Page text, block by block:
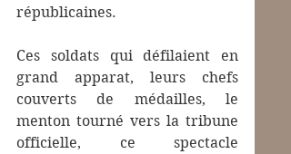
républicaines.
Ces soldats qui défilaient en
grand apparat, leurs chefs
couverts de médailles, le
menton tourné vers la tribune
officielle, ce spectacle